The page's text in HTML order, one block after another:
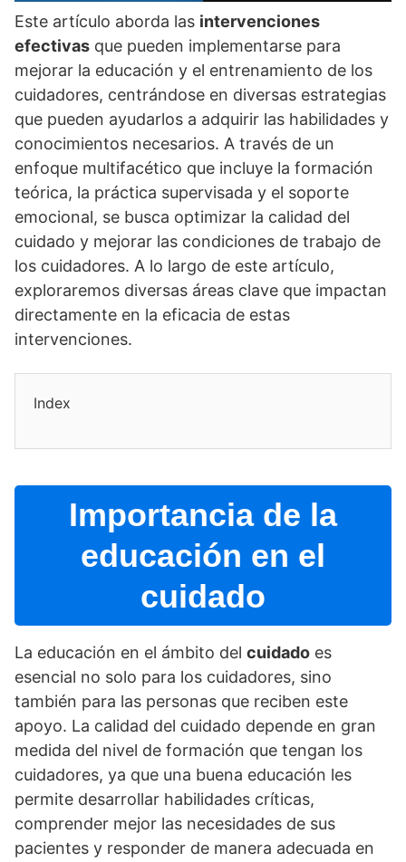
Este artí­culo aborda las intervenciones
efectivas que pueden implementarse para
mejorar la educación y el entrenamiento de los
cuidadores, centrándose en diversas estrategias
que pueden ayudarlos a adquirir las habilidades y
conocimientos necesarios. A través de un
enfoque multifacético que incluye la formación
teórica, la práctica supervisada y el soporte
emocional, se busca optimizar la calidad del
cuidado y mejorar las condiciones de trabajo de
los cuidadores. A lo largo de este artí­culo,
exploraremos diversas áreas clave que impactan
directamente en la eficacia de estas
intervenciones.
Index
Importancia de la
educación en el
cuidado
La educación en el ámbito del cuidado es
esencial no solo para los cuidadores, sino
también para las personas que reciben este
apoyo. La calidad del cuidado depende en gran
medida del nivel de formación que tengan los
cuidadores, ya que una buena educación les
permite desarrollar habilidades crí­ticas,
comprender mejor las necesidades de sus
pacientes y responder de manera adecuada en